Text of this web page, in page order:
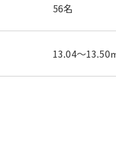
56名
13.04～13.50